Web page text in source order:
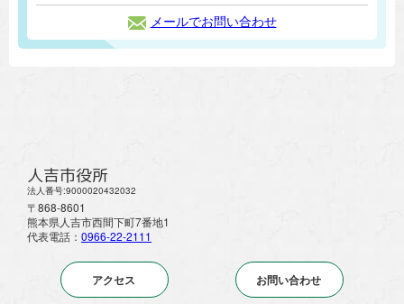
メールでお問い合わせ
人吉市役所
法人番号:9000020432032
〒868-8601
熊本県人吉市西間下町7番地1
代表電話： 0966-22-2111
アクセス お問い合わせ